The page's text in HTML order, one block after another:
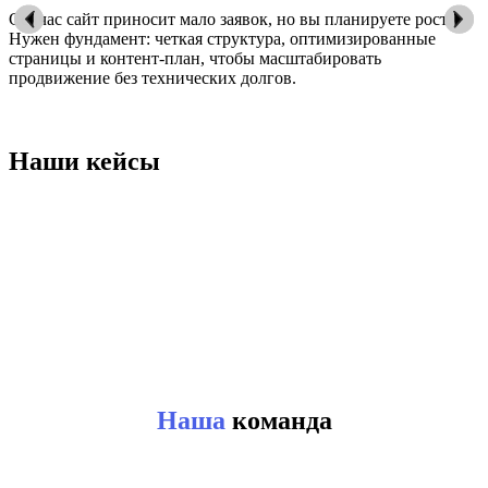
Сейчас сайт приносит мало заявок, но вы планируете рост.
Нужен фундамент: четкая структура, оптимизированные
страницы и контент-план, чтобы масштабировать
продвижение без технических долгов.
Наши кейсы
Наша команда